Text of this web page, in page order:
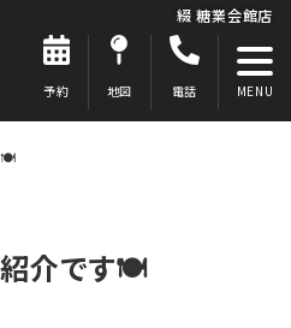
綴 糖業会館店
予約 地図 電話
🍽
紹介です🍽